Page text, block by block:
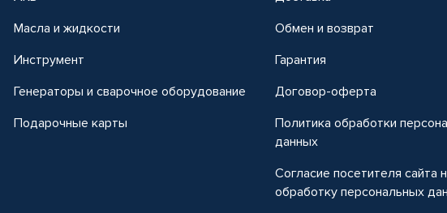
Масла и жидкости
Инструмент
Генераторы и сварочное оборудование
Подарочные карты
Обмен и возврат
Гарантия
Договор-оферта
Политика обработки
данных
Согласие посетителя сайта
обработку персональных